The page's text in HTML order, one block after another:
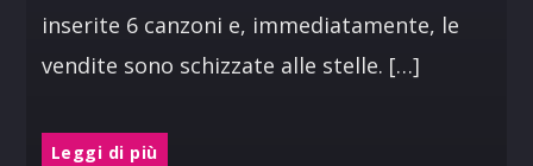
inserite 6 canzoni e, immediatamente, le
vendite sono schizzate alle stelle. […]
Leggi di più